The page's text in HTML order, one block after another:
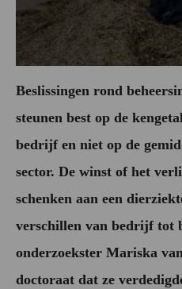
Beslissingen rond
steunen best op de
bedrijf en niet op de
sector. De winst of het
schenken aan een
verschillen van bedrijf tot
onderzoekster Mariska
doctoraat dat ze